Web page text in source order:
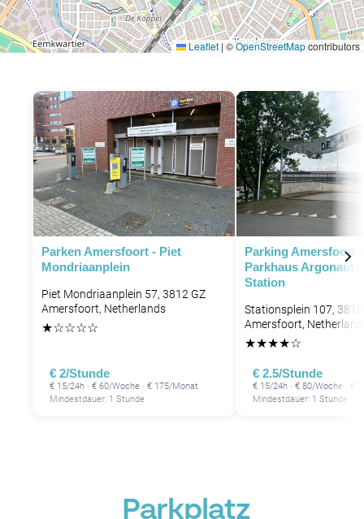
Leaflet | ©OpenStreetMapcontributors
Parken Amersfoort - Piet
Mondriaanplein
Piet Mondriaanplein 57, 3812 GZ
Amersfoort, Netherlands
★☆☆☆☆
€ 2/Stunde
€ 15/24h · € 60/Woche · € 175/Monat
Mindestdauer: 1 Stunde
Parking Amersfoort
Parkhaus Argonaut
Station
Stationsplein 107, 3818
Amersfoort,
★★★★☆
€ 2.5/Stunde
€ 15/24h · € 80/Woche · €
Mindestdauer: 1 Stunde
Parkplatz